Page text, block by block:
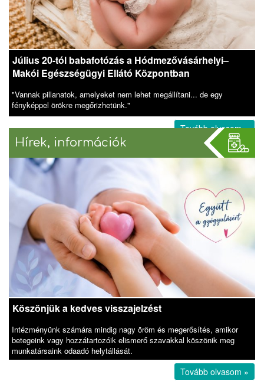
Július 20-tól babafotózás a Hódmezővásárhelyi–
Makói Egészségügyi Ellátó Központban
"Vannak pillanatok, amelyeket nem lehet megállítani... de egy
fényképpel örökre megőrizhetünk."
Tovább olvasom »
Hírek, információk
Köszönjük a kedves visszajelzést
Intézményünk számára mindig nagy öröm és megerősítés, amikor
betegeink vagy hozzátartozóik elismerő szavakkal köszönik meg
munkatársaink odaadó helytállását.
Tovább olvasom »